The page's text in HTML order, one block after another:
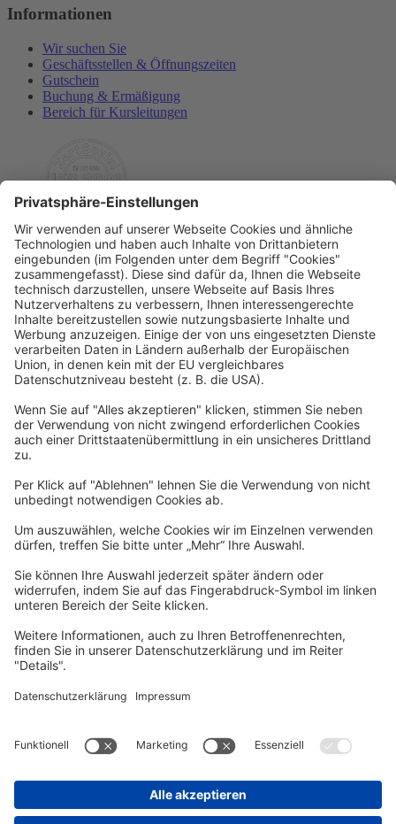
Informationen
Wir suchen Sie
Geschäftsstellen & Öffnungszeiten
Gutschein
Buchung & Ermäßigung
Bereich für Kursleitungen
Rechtliches
Allgemeine Geschäftsbedingungen
Widerrufsbelehrung
Datenschutzerklärung
Barrierefreiheitserklärung
Impressum
Widerrufsformular
Newsletter
Per E-Mail informieren wir Sie über interessante Angebote.
Zum Newsletter anmelden
Unsere gedrucktevhs Posterscheint drei Mal im Jahr.
Zur vhs Post anmelden
Kontrast
SchriftgrößeAAA
Kurs-Merkliste
Anmelden
Sie haben noch kein Konto?
Registrieren Sie sich jetzt